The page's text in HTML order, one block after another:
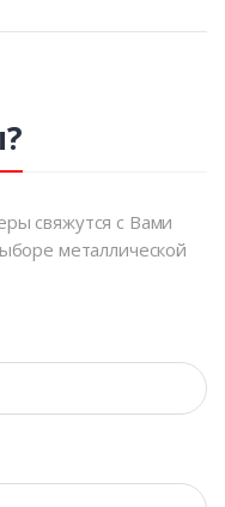
свяжутся с Вами
металлической